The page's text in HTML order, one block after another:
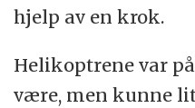
hjelp av en krok.
Helikoptrene var
være, men kunne